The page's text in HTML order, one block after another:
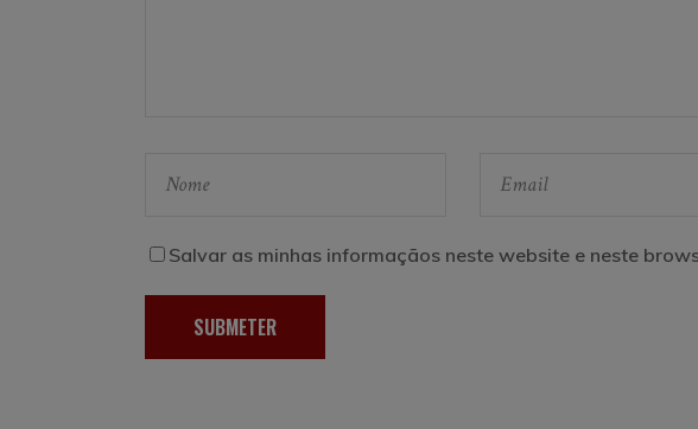
Salvar as minhas informaçãos neste website e neste
SUBMETER